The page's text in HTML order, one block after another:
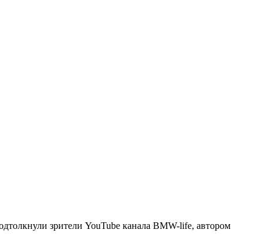
зрители YouTube канала BMW-life, автором